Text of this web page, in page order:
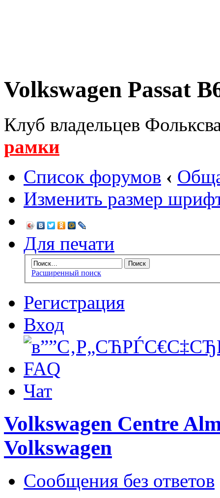
Volkswagen Passat
Клуб владельцев
рамки
Список форумов ‹
Изменить размер
Для печати
Расширенный поиск
Регистрация
Вход
FAQ
Чат
Volkswagen Centre
Volkswagen
Сообщения без ответов